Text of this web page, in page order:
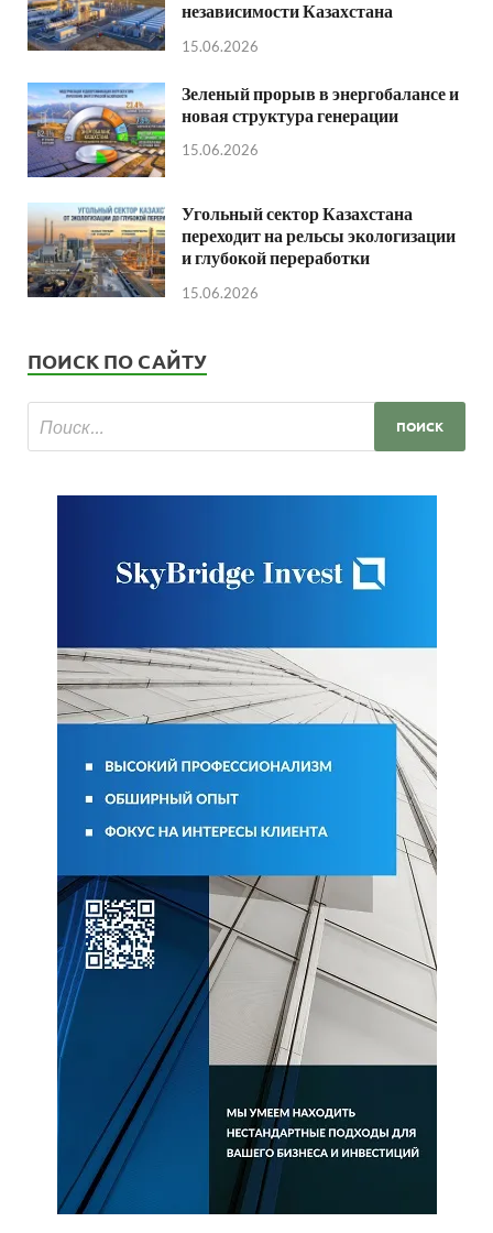
независимости Казахстана
15.06.2026
Зеленый прорыв в энергобалансе и
новая структура генерации
15.06.2026
Угольный сектор Казахстана
переходит на рельсы экологизации
и глубокой переработки
15.06.2026
ПОИСК ПО САЙТУ